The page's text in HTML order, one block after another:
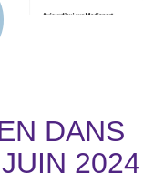
DANS
2024